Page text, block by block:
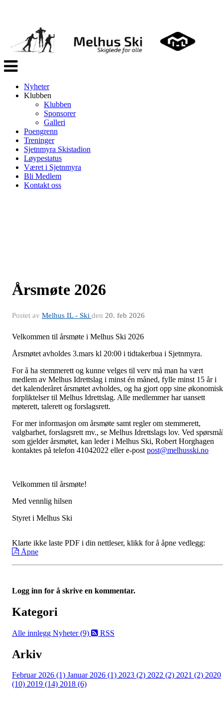
Veksle
navigasjon
Nyheter
Klubben
Klubben
Sponsorer
Galleri
Poengrenn
Treninger
Sjetnmyra Skistadion
Løypestatus
Været i Sjetnmyra
Bli Medlem
Kontakt oss
Årsmøte 2026
Postet av Melhus IL - Ski den 20. feb 2026
Velkommen til årsmøte i Melhus Ski 2026
Årsmøtet avholdes 3.mars kl 20:00 i tidtakerbua i Sjetnmyra.
For å ha stemmerett og kunne velges til verv må man ha vært
medlem av Melhus Idrettslag i minst én måned, fylle minst 15 år i
det kalenderåret årsmøtet avholdes, og ha gjort opp sine
forpliktelser til Melhus Idrettslag. Alle medlemmer har uansett
møterett, talerett og forslagsrett.
For mer informasjon om årsmøte samt regler om stemmerett,
valgbarhet, forslagsrett mv., se Melhus Idrettslags lov. Ved
som gjelder årsmøtet, kan leder i Melhus Ski, Robert Horghagen
kontaktes på telefon 41042022 eller e-post post@melhusski.no
Velkommen til årsmøte!
Med vennlig hilsen
Styret i Melhus Ski
Klarte ikke laste PDF i din nettleser, klikk for å åpne vedlegg:
Åpne
Logg inn for å skrive en kommentar.
Kategori
Alle innlegg Nyheter (9) RSS
Arkiv
Februar 2026 (1) Januar 2026 (1) 2023 (2) 2022 (2) 2021 (2) 2020
(10) 2019 (14) 2018 (6)